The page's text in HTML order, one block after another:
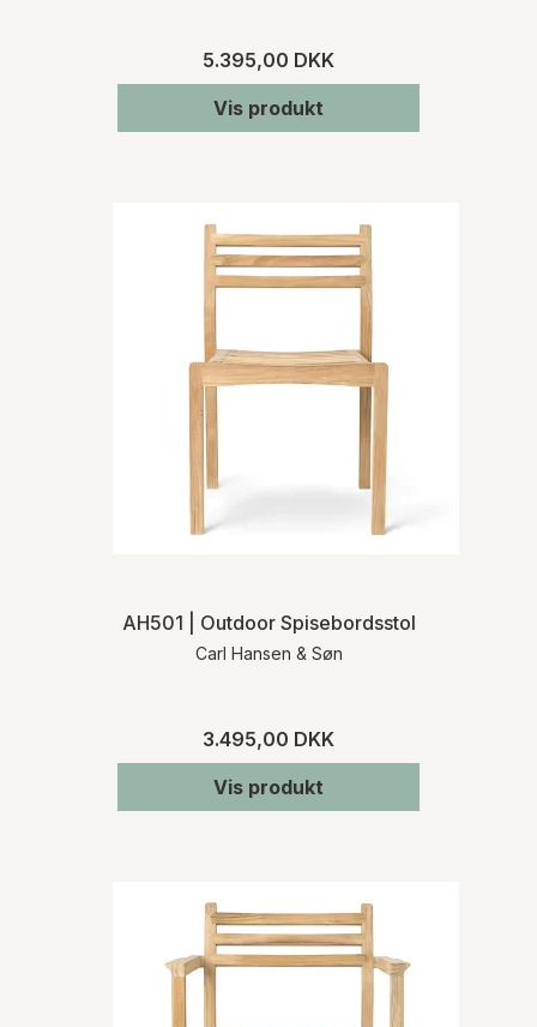
5.395,00 DKK
Vis produkt
AH501 | Outdoor Spisebordsstol
Carl Hansen & Søn
3.495,00 DKK
Vis produkt